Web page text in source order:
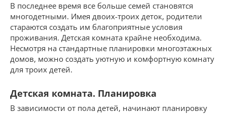
В последнее время все больше семей становятся
многодетными. Имея двоих-троих деток, родители
стараются создать им благоприятные условия
проживания. Детская комната крайне необходима.
Несмотря на стандартные планировки многоэтажных
домов, можно создать уютную и комфортную комнату
для троих детей.
Детская комната. Планировка
В зависимости от пола детей, начинают планировку